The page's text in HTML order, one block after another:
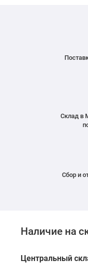
Склад в
Сбор и
Наличие на
Центральный